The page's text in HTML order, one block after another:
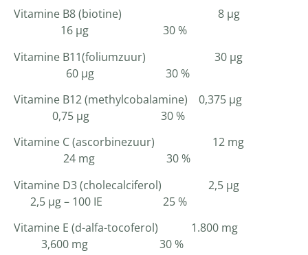
Vitamine B8 (biotine) 8 µg
16 µg 30 %
Vitamine B11(foliumzuur) 30 µg
60 µg 30 %
Vitamine B12 (methylcobalamine) 0,375 µg
0,75 µg 30 %
Vitamine C (ascorbinezuur) 12 mg
24 mg 30 %
Vitamine D3 (cholecalciferol) 2,5 µg
2,5 µg – 100 IE 25 %
Vitamine E (d-alfa-tocoferol) 1.800 mg
3,600 mg 30 %